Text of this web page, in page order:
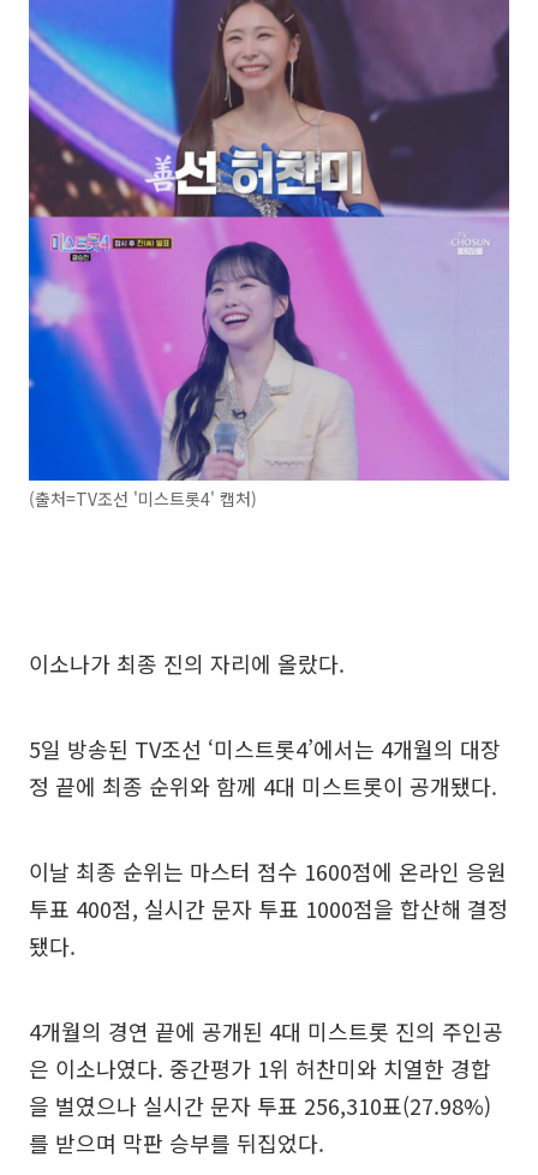
(출처=TV조선 '미스트롯4' 캡처)
이소나가 최종 진의 자리에 올랐다.
5일 방송된 TV조선 ‘미스트롯4’에서는 4개월의 대장
정 끝에 최종 순위와 함께 4대 미스트롯이 공개됐다.
이날 최종 순위는 마스터 점수 1600점에 온라인 응원
투표 400점, 실시간 문자 투표 1000점을 합산해 결정
됐다.
4개월의 경연 끝에 공개된 4대 미스트롯 진의 주인공
은 이소나였다. 중간평가 1위 허찬미와 치열한 경합
을 벌였으나 실시간 문자 투표 256,310표(27.98%)
를 받으며 막판 승부를 뒤집었다.